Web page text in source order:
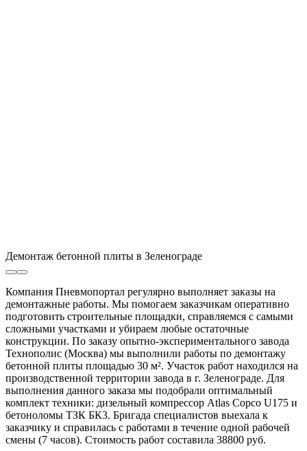
Демонтаж бетонной плиты в Зеленограде
Компания Пневмопортал регулярно выполняет заказы на
демонтажные работы. Мы помогаем заказчикам оперативно
подготовить строительные площадки, справляемся с самыми
сложными участками и убираем любые остаточные
конструкции. По заказу опытно-экспериментального завода
Технополис (Москва) мы выполнили работы по демонтажу
бетонной плиты площадью 30 м². Участок работ находился на
производственной территории завода в г. Зеленограде. Для
выполнения данного заказа мы подобрали оптимальный
комплект техники: дизельный компрессор Atlas Copco U175 и
бетоноломы ТЗК БК3. Бригада специалистов выехала к
заказчику и справилась с работами в течение одной рабочей
смены (7 часов). Стоимость работ составила 38800 руб.